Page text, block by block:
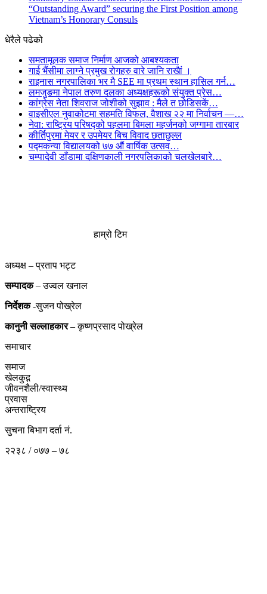
“Outstanding Award” securing the First Position among
Vietnam’s Honorary Consuls
धेरैले पढेको
समतामूलक समाज निर्माण आजको आबश्यकता
गाई भैंसीमा लाग्ने प्रमुख रोगहरु वारे जानि राखैां ।
राइनास नगरपालिका भर मै SEE मा प्रथम स्थान हासिल गर्न…
लमजुङमा नेपाल तरुण दलका अध्यक्षहरूको संयुक्त प्रेस…
कांग्रेस नेता शिवराज जोशीको सुझाव : मैले त छोडिसकें…
वाइसीएल नुवाकोटमा सहमति विफल, वैशाख २२ मा निर्वाचन —…
नेवा: राष्ट्रिय परिषद्को पहलमा बिमला महर्जनको जग्गामा तारबार
कीर्तिपुरमा मेयर र उपमेयर बिच विवाद छताछुल्ल
पद्मकन्या विद्यालयको ७७ औं ‌‌वार्षिक ‌उत्सव…
चम्पादेवी डाँडामा दक्षिणकाली नगरपलिकाको चलखेलबारे…
हाम्रो टिम
अध्यक्ष – प्रताप भट्ट
सम्पादक– उज्वल खनाल
निर्देशक-सुजन पोख्रेल
कानुनी सल्लाहकार– कृष्णप्रसाद पोख्रेल
समाचार
समाज
खेलकुद़़
जीवनशैली/स्वास्थ्य
प्रवास
अन्तराष्ट्रिय
सुचना बिभाग दर्ता नं.
२२३८ / ०७७ – ७८